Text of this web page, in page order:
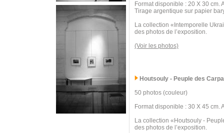
Format disponible : 20 X 30 cm.
Tirage argentique sur papier
La collection «Intemporelle
des photos de l’exposition.
(Voir les photos)
Houtsouly - Peuple des
50 photos (couleur)
Format disponible : 30 X 45 cm.
La collection «Houtsouly -
des photos de l’exposition.